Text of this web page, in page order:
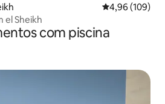
Classificação
4,96 (109)
el Sheikh
com piscina